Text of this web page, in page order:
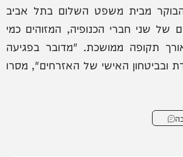
מבית משפט השלום בתל אביב
שני חברי הכנופיה, המזוהים כמי
תקופה ממושכת. "מדובר בפגיעה
ובביטחון האישי של האזרחים", מסרו